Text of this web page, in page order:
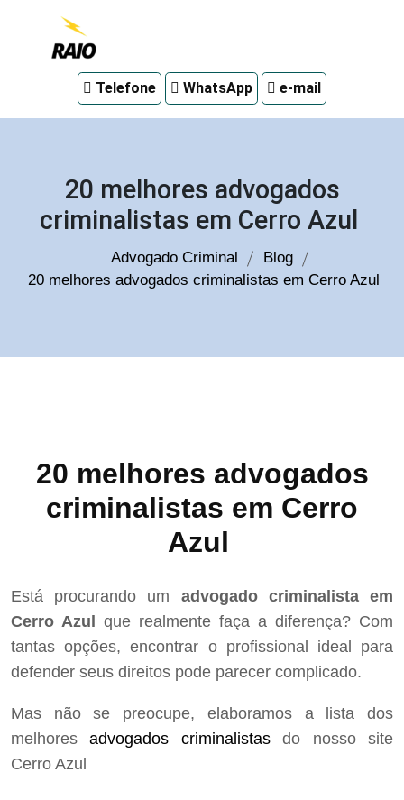
em
Telefone WhatsApp e-mail
20 melhores advogados
criminalistas em Cerro Azul
Advogado Criminal
Blog
20 melhores advogados criminalistas em Cerro Azul
20 melhores advogados
criminalistas em Cerro
Azul
Está procurando um advogado criminalista em
Cerro Azul que realmente faça a diferença? Com
tantas opções, encontrar o profissional ideal para
defender seus direitos pode parecer complicado.
Mas não se preocupe, elaboramos a lista dos
melhoresadvogados criminalistasdo nosso site
Cerro Azul